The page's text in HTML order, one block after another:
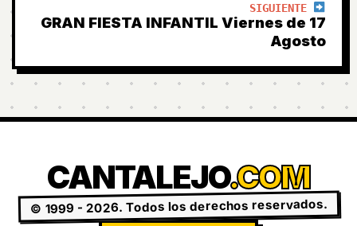
SIGUIENTE
GRAN FIESTA INFANTIL Viernes de 17
Agosto
CANTALEJO.COM
© 1999 - 2026. Todos los derechos reservados.